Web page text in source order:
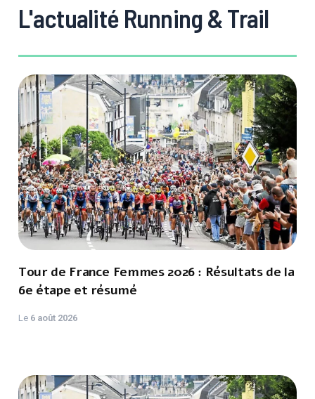
L'actualité Running & Trail
Tour de France Femmes 2026 : Résultats de la
6e étape et résumé
Le 6 août 2026